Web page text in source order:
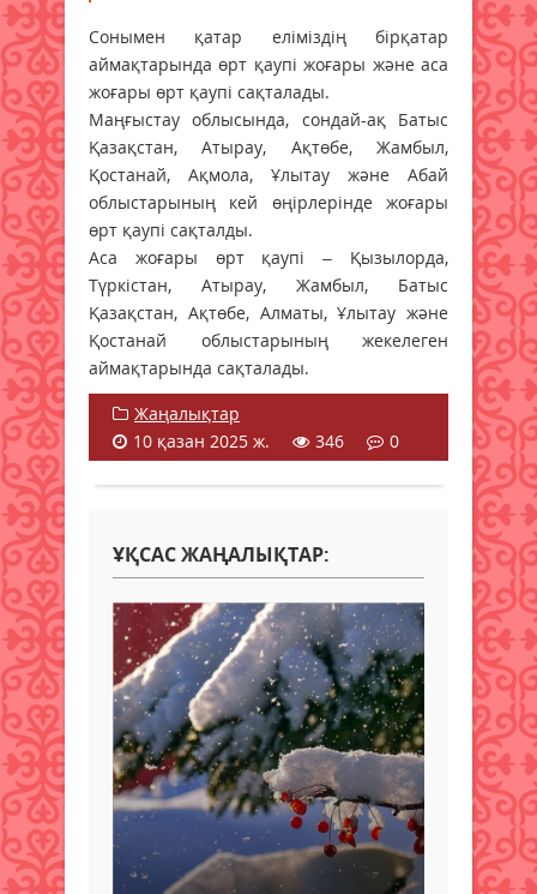
Сонымен қатар еліміздің бірқатар
аймақтарында өрт қаупі жоғары және аса
жоғары өрт қаупі сақталады.
Маңғыстау облысында, сондай-ақ Батыс
Қазақстан, Атырау, Ақтөбе, Жамбыл,
Қостанай, Ақмола, Ұлытау және Абай
облыстарының кей өңірлерінде жоғары
өрт қаупі сақталды.
Аса жоғары өрт қаупі – Қызылорда,
Түркістан, Атырау, Жамбыл, Батыс
Қазақстан, Ақтөбе, Алматы, Ұлытау және
Қостанай облыстарының жекелеген
аймақтарында сақталады.
Жаңалықтар
10 қазан 2025 ж.
346 0
ҰҚСАС ЖАҢАЛЫҚТАР: